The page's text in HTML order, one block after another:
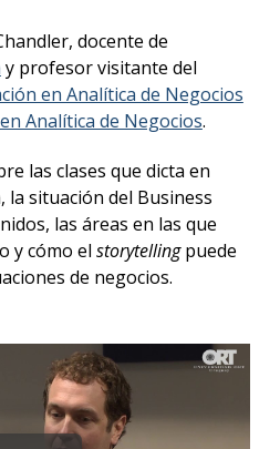
docente de
y profesor visitante del
en Analítica de Negocios
Analítica de Negocios.
las clases que dicta en
situación del Business
las áreas en las que
y cómo el storytellingpuede
de negocios.